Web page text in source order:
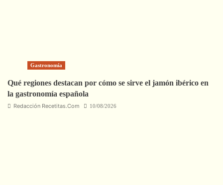
Gastronomía
Qué regiones destacan por cómo se sirve el jamón ibérico en
la gastronomía española
Redacción Recetitas.Com 10/08/2026